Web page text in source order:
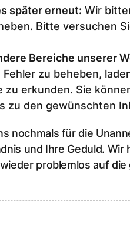
später erneut: Wir
Bitte versuchen
Bereiche unserer
zu beheben,
zu erkunden. Sie
zu den gewünschten
nochmals für die
und Ihre Geduld. Wir
problemlos auf